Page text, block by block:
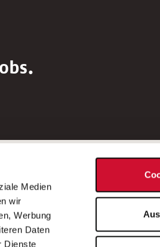
Medien
wir
Werbung
Daten
Dienste
Bei Fragen zu einer
wenden Sie sich bitte
Stellenausschreibung